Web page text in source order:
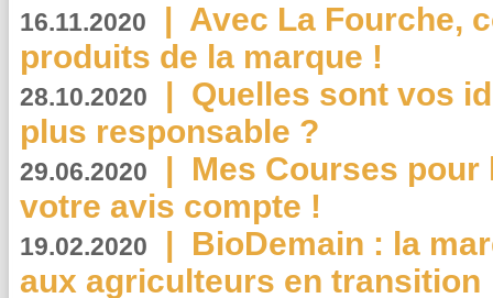
16.11.2020 | Avec La Fourche,
produits de la marque !
28.10.2020 | Quelles sont vos
plus responsable ?
29.06.2020 | Mes Courses pour
votre avis compte !
19.02.2020 | BioDemain : la
aux agriculteurs en transition